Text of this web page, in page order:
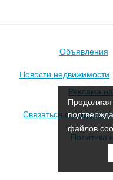
Продолжая
файлов
Объявления
Новости недвижимости
Реклама
Связаться с
Политика